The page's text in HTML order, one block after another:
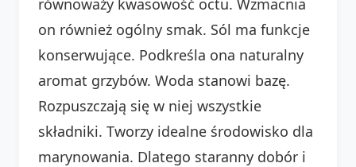
on również ogólny smak. Sól ma funkcje
konserwujące. Podkreśla ona naturalny
aromat grzybów. Woda stanowi bazę.
Rozpuszczają się w niej wszystkie
składniki. Tworzy idealne środowisko dla
marynowania. Dlatego staranny dobór i